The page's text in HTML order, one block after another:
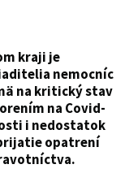
kraji je
nemocníc
na kritický stav
na Covid-
i nedostatok
opatrení